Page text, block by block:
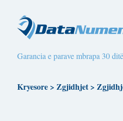
Garancia e parave mbrapa 30 ditë
Kryesore> Zgjidhjet>